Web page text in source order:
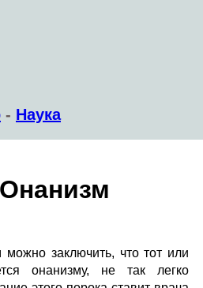
- Наука
заключить, что тот или
онанизму, не так легко